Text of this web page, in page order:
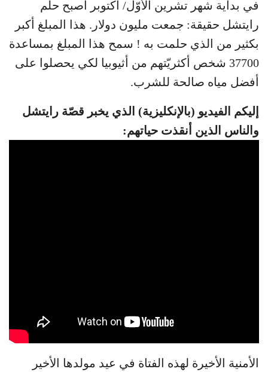
في بداية شهر تشرين الأوّل/ أكتوبر أصبح حلم
رايتشل حقيقة: جمعت مليون دولار. هذا المبلغ أكبر
بكثير من الذي حلمت به ! سمح هذا المبلغ بمساعدة
37700 شخص أكثريّتهم من أثيوبيا لكي يحصلوا على
أفضل مياه صالحة للشرب.
إليكم الفيديو (بالإنكليزية) الذي يخبر قصّة رايتشل
والناس الذين أنقذت حياتهم:
الأمنية الأخيرة لهذه الفتاة في عيد مولدها الأخير